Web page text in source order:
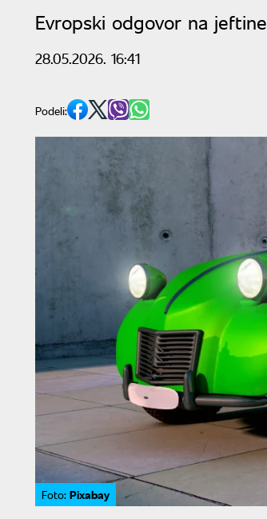
Evropski odgovor na
28.05.2026. 16:41
Podeli:
Foto: Pixabay